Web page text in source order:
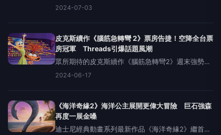
鋼狼》，將於7月24日（三）今夏最大檔搶先全美全
掌、期待已久的預售票千呼萬喚「死」出來，雙倍
漫威救星夢幻合體，將於
2024-07-03
皮克斯續作《腦筋急轉彎 2》票房告捷！空降全台票
房冠軍 Threads引爆話題風潮
眾所期待的皮克斯續作《腦筋急轉彎2》週末強勢登
場，北美票房衝破1億5千5百萬美金，全球票房更高
房亞軍，僅次由本家皮克斯《超人特攻隊2》所創下
的紀錄。台灣
2024-06-17
《海洋奇緣2》海洋公主展開更偉大冒險 巨石強森
再度一展金嗓
迪士尼經典動畫系列最新作品《海洋奇緣2》繼首集